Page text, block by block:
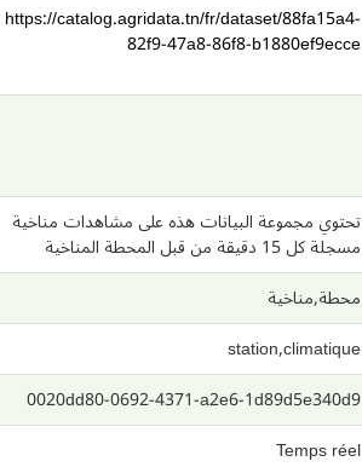
https://catalog.agridata.tn/fr/dataset/88fa15a4-
82f9-47a8-86f8-b1880ef9ecce
تحتوي مجموعة البيانات هذه على مشاهدات مناخية
مسجلة كل 15 دقيقة من قبل المحطة المناخية
محطة,مناخية
station,climatique
0020dd80-0692-4371-a2e6-1d89d5e340d9
Temps réel